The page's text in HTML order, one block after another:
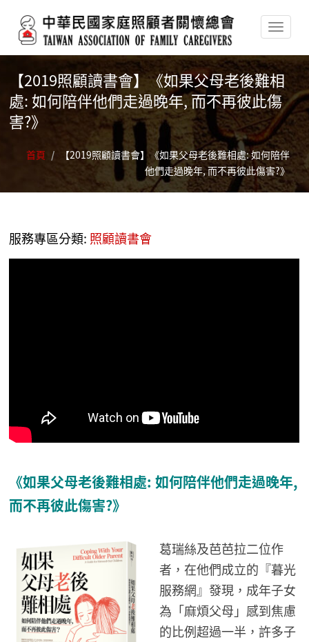
【2019照顧讀書會】《如果父母老後難相
處: 如何陪伴他們走過晚年, 而不再彼此傷
害?》
首頁 /
【2019照顧讀書會】《如果父母老後難相處: 如何陪伴
他們走過晚年, 而不再彼此傷害?》
服務專區分類: 照顧讀書會
《如果父母老後難相處: 如何陪伴他們走過晚年,
而不再彼此傷害?》
葛瑞絲及芭芭拉二位作
者，在他們成立的『暮光
服務網』發現，成年子女
為「麻煩父母」感到焦慮
的比例超過一半，許多子